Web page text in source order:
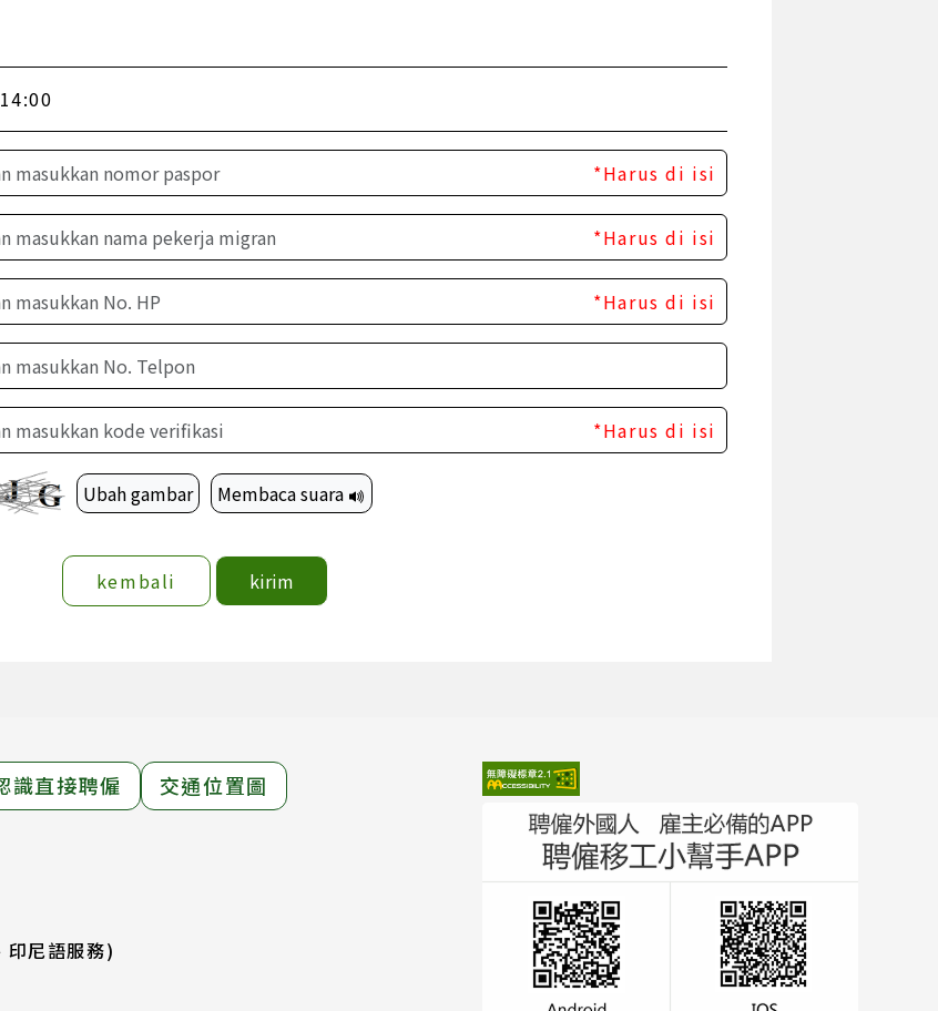
*Harus di isi
*Harus di isi
*Harus di isi
*Harus di isi
Ubah gambar Membaca suara
kembali kirim
識直接聘僱 交通位置圖
印尼語服務)